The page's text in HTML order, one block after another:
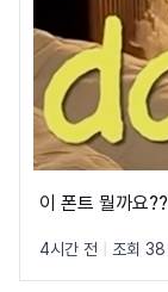
이 폰트 뭘까요??
4시간 전 조회 38